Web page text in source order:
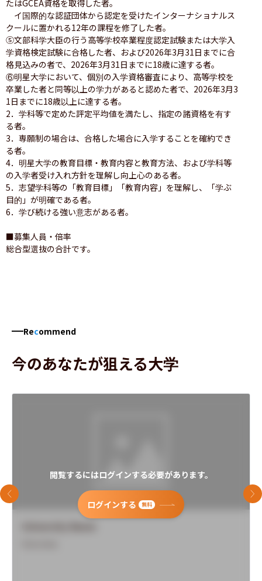
たはGCEA資格を取得した者。
イ国際的な認証団体から認定を受けたインターナショナルス
クールに置かれる12年の課程を修了した者。
⑤文部科学大臣の行う高等学校卒業程度認定試験または大学入
学資格検定試験に合格した者、および2026年3月31日までに合
格見込みの者で、2026年3月31日までに18歳に達する者。
⑥明星大学において、個別の入学資格審査により、高等学校を
卒業した者と同等以上の学力があると認めた者で、2026年3月3
1日までに18歳以上に達する者。
2．学科等で定めた評定平均値を満たし、指定の諸資格を有す
る者。
3．専願制の場合は、合格した場合に入学することを確約でき
る者。
4．明星大学の教育目標・教育内容と教育方法、および学科等
の入学者受け入れ方針を理解し向上心のある者。
5．志望学科等の「教育目標」「教育内容」を理解し、「学ぶ
目的」が明確である者。
6．学び続ける強い意志がある者。
■募集人員・倍率
総合型選抜の合計です。
Recommend
今のあなたが狙える大学
閲覧するにはログインする必要があります。
ログインする 無料
前のスライド 次